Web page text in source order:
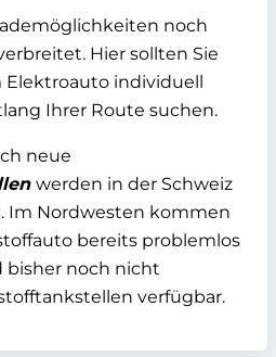
noch
Hier sollten Sie
individuell
Ihrer Route suchen.
neue
werden in der Schweiz
Im Nordwesten kommen
bereits problemlos
bisher noch nicht
verfügbar.